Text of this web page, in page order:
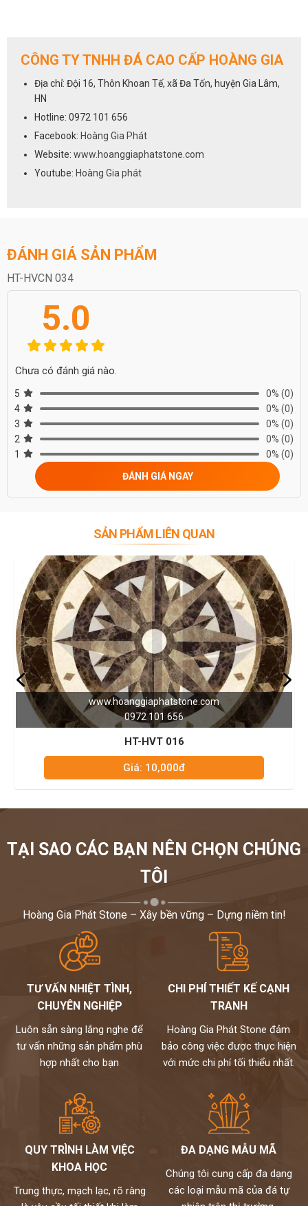
CÔNG TY TNHH ĐÁ CAO CẤP HOÀNG GIA
Địa chỉ: Đội 16, Thôn Khoan Tế, xã Đa Tốn, huyện Gia Lâm,
HN
Hotline: 0972 101 656
Facebook: Hoàng Gia Phát
Website: www.hoanggiaphatstone.com
Youtube: Hoàng Gia phát
ĐÁNH GIÁ SẢN PHẨM
HT-HVCN 034
5.0
Chưa có đánh giá nào.
5 0% (0)
4
0% (0)
3
0% (0)
2
0% (0)
1
0% (0)
ĐÁNH GIÁ NGAY
SẢN PHẨM LIÊN QUAN
0972 101 656
TẠI SAO CÁC BẠN NÊN CHỌN CHÚNG
TÔI
Hoàng Gia Phát Stone – Xây bền vững – Dựng niềm tin!
TƯ VẤN NHIỆT TÌNH,
CHUYÊN NGHIỆP
Luôn sẵn sàng lắng nghe để
tư vấn những sản phẩm phù
hợp nhất cho bạn
CHI PHÍ THIẾT KẾ CẠNH
TRANH
Hoàng Gia Phát Stone đảm
bảo công việc được thực hiện
với mức chi phí tối thiểu nhất.
QUY TRÌNH LÀM VIỆC
KHOA HỌC
Trung thực, mạch lạc, rõ ràng
ĐA DẠNG MẪU MÃ
Chúng tôi cung cấp đa dạng
các loại mẫu mã của đá tự